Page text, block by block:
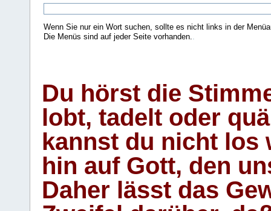
Wenn Sie nur ein Wort suchen, sollte es nicht links in der
Die Menüs sind auf jeder Seite vorhanden..
Du hörst die
lobt, tadelt oder
kannst du nicht los
hin auf Gott, den
Daher lässt das